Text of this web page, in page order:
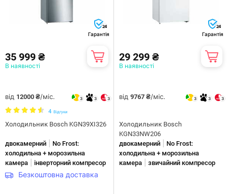
24
Гарантія
35 999 ₴
В наявності
від 12000 ₴/міс. 3 3 3
4 Відгуки
Холодильник Bosch KGN39XI326
двокамерний
No Frost:
холодильна + морозильна
камера
інверторний компресор
Безкоштовна доставка
24
Гарантія
29 299 ₴
В наявності
від 9767 ₴/міс. 3 3 3
Холодильник Bosch
KGN33NW206
двокамерний
No Frost:
холодильна + морозильна
камера
звичайний компресор